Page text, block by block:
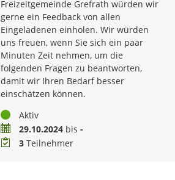
Freizeitgemeinde Grefrath würden wir
gerne ein Feedback von allen
Eingeladenen einholen. Wir würden
uns freuen, wenn Sie sich ein paar
Minuten Zeit nehmen, um die
folgenden Fragen zu beantworten,
damit wir Ihren Bedarf besser
einschätzen können.
StatusAktiv
Zeitraum29.10.2024bis -
Teilnehmer
3Teilnehmer